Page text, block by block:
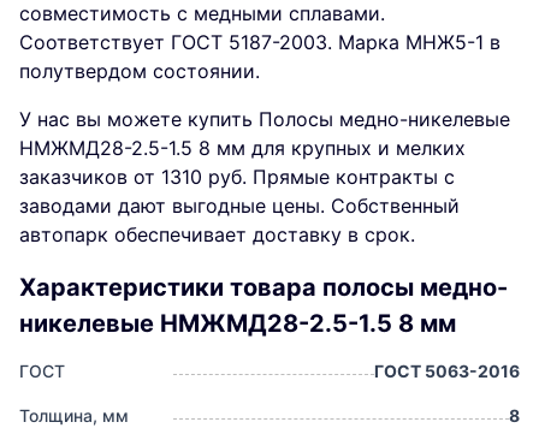
совместимость с медными сплавами.
Соответствует ГОСТ 5187-2003. Марка МНЖ5-1 в
полутвердом состоянии.
У нас вы можете купить Полосы медно-никелевые
НМЖМД28-2.5-1.5 8 мм для крупных и мелких
заказчиков от 1310 руб. Прямые контракты с
заводами дают выгодные цены. Собственный
автопарк обеспечивает доставку в срок.
Характеристики товара полосы медно-
никелевые НМЖМД28-2.5-1.5 8 мм
ГОСТ ГОСТ 5063-2016
Толщина, мм 8